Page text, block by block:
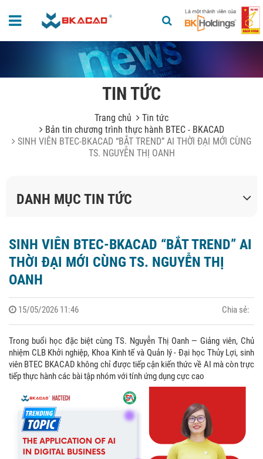
TIN TỨC
Trang chủ
Tin tức
Bản tin chương trình thực hành BTEC - BKACAD
SINH VIÊN BTEC-BKACAD “BẮT TREND” AI THỜI ĐẠI MỚI CÙNG
TS. NGUYỄN THỊ OANH
DANH MỤC TIN TỨC
SINH VIÊN BTEC-BKACAD “BẮT TREND” AI
THỜI ĐẠI MỚI CÙNG TS. NGUYỄN THỊ
OANH
15/05/2026 11:46 Chia sẻ:
Trong buổi học đặc biệt cùng TS. Nguyễn Thị Oanh — Giảng viên, Chủ
nhiệm CLB Khởi nghiệp, Khoa Kinh tế và Quản lý - Đại học Thủy Lợi, sinh
viên BTEC BKACAD không chỉ được tiếp cận kiến thức về AI mà còn trực
tiếp thực hành các bài tập nhóm với tính ứng dụng cực cao